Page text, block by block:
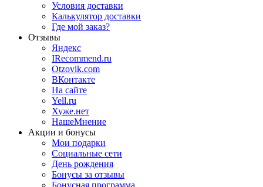
Условия доставки
Калькулятор доставки
Где мой заказ?
Отзывы
Яндекс
IRecommend.ru
Otzovik.com
ВКонтакте
На сайте
Yell.ru
Хуже.нет
НашеМнение
Акции и бонусы
Мои подарки
Социальные сети
День рождения
Бонусы за отзывы
Бонусная программа